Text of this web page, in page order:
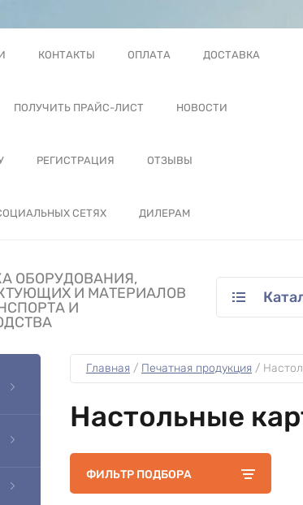
КОНТАКТЫ ОПЛАТА ДОСТАВКА
ПОЛУЧИТЬ ПРАЙС-ЛИСТ НОВОСТИ
РЕГИСТРАЦИЯ ОТЗЫВЫ
СЕТЯХ ДИЛЕРАМ
ОБОРУДОВАНИЯ,
И МАТЕРИАЛОВ
И
Главная / Печатная продукция /
Настольные
ФИЛЬТР ПОДБОРА